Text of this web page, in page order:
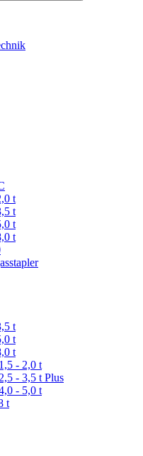
t
t
t
t
t
t
t
- 2,0 t
- 3,5 t Plus
- 5,0 t
t